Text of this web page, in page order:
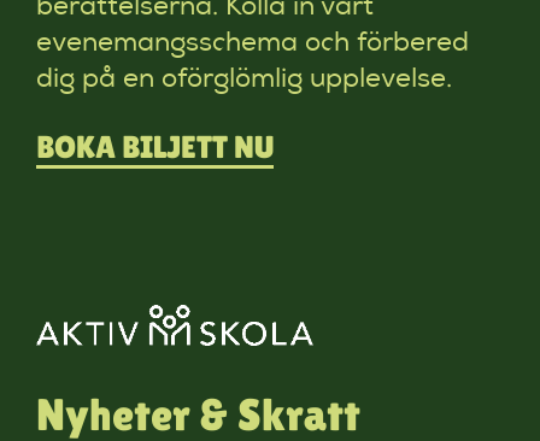
berättelserna. Kolla in vårt
evenemangsschema och förbered
dig på en oförglömlig upplevelse.
BOKA BILJETT NU
Nyheter & Skratt